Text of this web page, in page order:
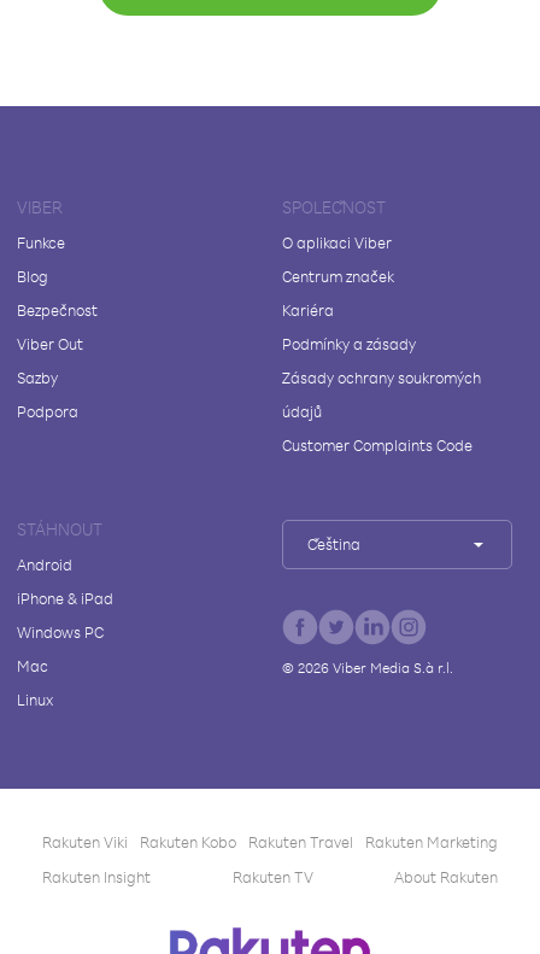
VIBER
Funkce
Blog
Bezpečnost
Viber Out
Sazby
Podpora
SPOLEČNOST
O aplikaci Viber
Centrum značek
Kariéra
Podmínky a zásady
Zásady ochrany soukromých
údajů
Customer Complaints Code
STÁHNOUT
Android
iPhone & iPad
Windows PC
Mac
Linux
Čeština
© 2026Viber Media S.à r.l.
Rakuten Viki Rakuten Kobo Rakuten Travel
Rakuten Marketing
Rakuten Insight
Rakuten TV About Rakuten